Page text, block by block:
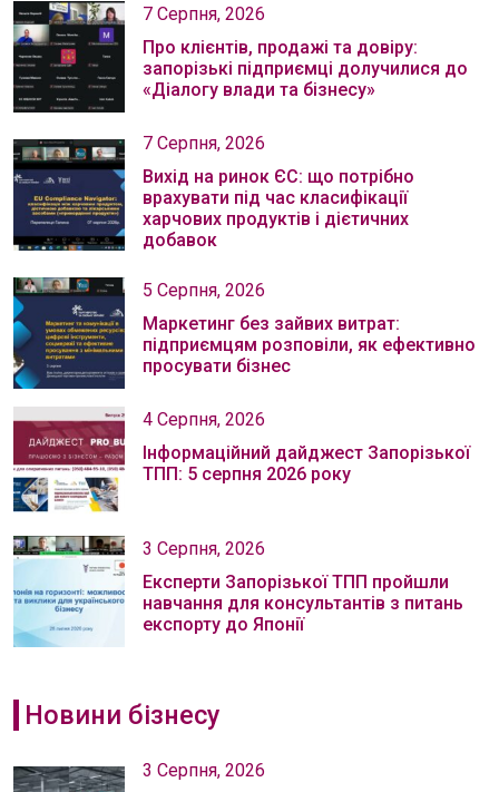
7 Серпня, 2026
Про клієнтів, продажі та довіру:
запорізькі підприємці долучилися до
«Діалогу влади та бізнесу»
7 Серпня, 2026
Вихід на ринок ЄС: що потрібно
врахувати під час класифікації
харчових продуктів і дієтичних
добавок
5 Серпня, 2026
Маркетинг без зайвих витрат:
підприємцям розповіли, як ефективно
просувати бізнес
4 Серпня, 2026
Інформаційний дайджест Запорізької
ТПП: 5 серпня 2026 року
3 Серпня, 2026
Експерти Запорізької ТПП пройшли
навчання для консультантів з питань
експорту до Японії
Новини бізнесу
3 Серпня, 2026